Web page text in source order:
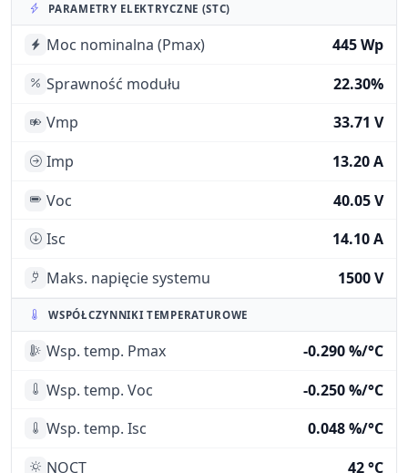
PARAMETRY ELEKTRYCZNE (STC)
Moc nominalna (Pmax)
445 Wp
Sprawność modułu
22.30%
Vmp
33.71 V
Imp
13.20 A
Voc
40.05 V
Isc
14.10 A
Maks. napięcie systemu
1500 V
WSPÓŁCZYNNIKI TEMPERATUROWE
Wsp. temp. Pmax
-0.290 %/°C
Wsp. temp. Voc
-0.250 %/°C
Wsp. temp. Isc
0.048 %/°C
NOCT
42 °C